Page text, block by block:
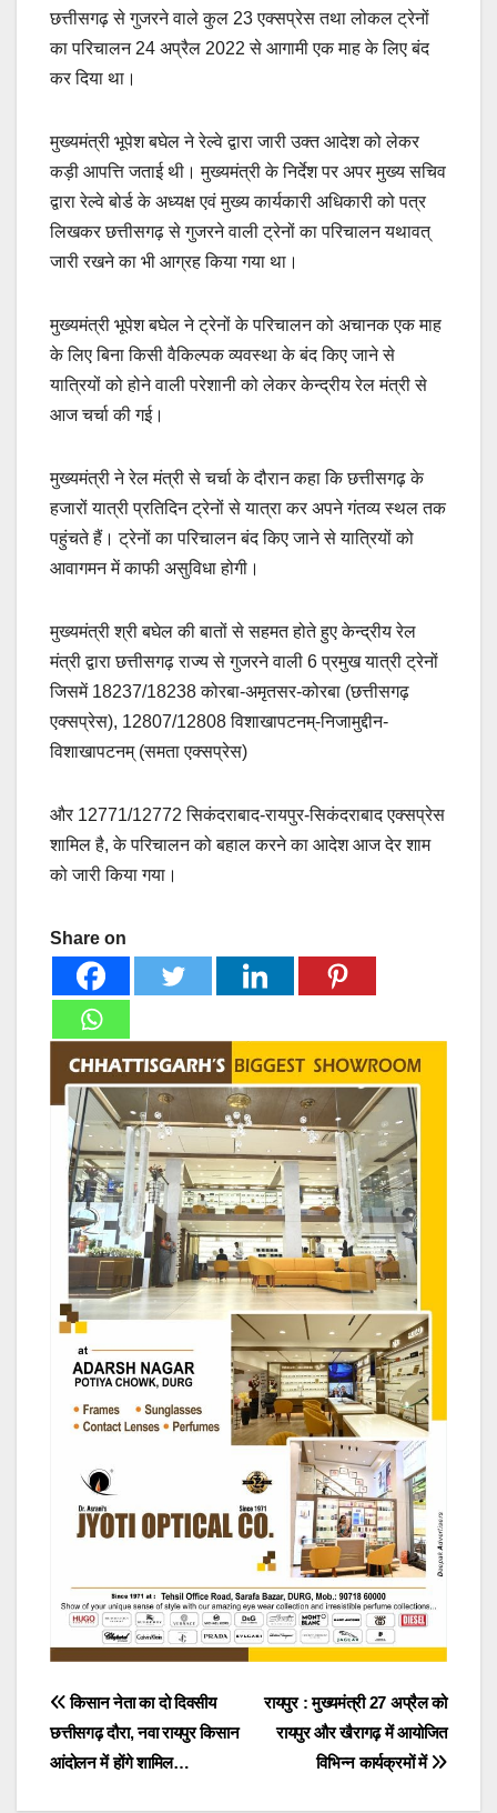
छत्तीसगढ़ से गुजरने वाले कुल 23 एक्सप्रेस तथा लोकल ट्रेनों
का परिचालन 24 अप्रैल 2022 से आगामी एक माह के लिए बंद
कर दिया था।
मुख्यमंत्री भूपेश बघेल ने रेल्वे द्वारा जारी उक्त आदेश को लेकर
कड़ी आपत्ति जताई थी। मुख्यमंत्री के निर्देश पर अपर मुख्य सचिव
द्वारा रेल्वे बोर्ड के अध्यक्ष एवं मुख्य कार्यकारी अधिकारी को पत्र
लिखकर छत्तीसगढ़ से गुजरने वाली ट्रेनों का परिचालन यथावत्
जारी रखने का भी आग्रह किया गया था।
मुख्यमंत्री भूपेश बघेल ने ट्रेनों के परिचालन को अचानक एक माह
के लिए बिना किसी वैकिल्पक व्यवस्था के बंद किए जाने से
यात्रियों को होने वाली परेशानी को लेकर केन्द्रीय रेल मंत्री से
आज चर्चा की गई।
मुख्यमंत्री ने रेल मंत्री से चर्चा के दौरान कहा कि छत्तीसगढ़ के
हजारों यात्री प्रतिदिन ट्रेनों से यात्रा कर अपने गंतव्य स्थल तक
पहुंचते हैं। ट्रेनों का परिचालन बंद किए जाने से यात्रियों को
आवागमन में काफी असुविधा होगी।
मुख्यमंत्री श्री बघेल की बातों से सहमत होते हुए केन्द्रीय रेल
मंत्री द्वारा छत्तीसगढ़ राज्य से गुजरने वाली 6 प्रमुख यात्री ट्रेनों
जिसमें 18237/18238 कोरबा-अमृतसर-कोरबा (छत्तीसगढ़
एक्सप्रेस), 12807/12808 विशाखापटनम्-निजामुद्दीन-
विशाखापटनम् (समता एक्सप्रेस)
और 12771/12772 सिकंदराबाद-रायपुर-सिकंदराबाद एक्सप्रेस
शामिल है, के परिचालन को बहाल करने का आदेश आज देर शाम
को जारी किया गया।
Share on
Post
navigation
रायपुर : मुख्यमंत्री 27 अप्रैल को
रायपुर और खैरागढ़ में आयोजित
विभिन्न कार्यक्रमों में
किसान नेता का दो दिवसीय
छत्तीसगढ़ दौरा, नवा रायपुर किसान
आंदोलन में होंगे शामिल…